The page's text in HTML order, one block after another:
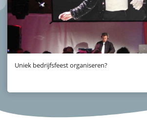
Uniek bedrijfsfeest organiseren?